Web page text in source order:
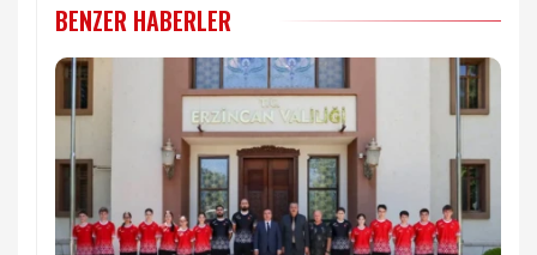
BENZER HABERLER